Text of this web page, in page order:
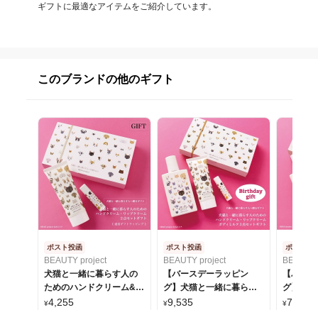
ギフトに最適なアイテムをご紹介しています。
このブランドの他のギフト
ポスト投函
BEAUTY project
犬猫と一緒に暮らす人の
ためのハンドクリーム&リ
ップクリームギフト/ポス
¥4,255
ポスト投函
BEAUTY project
【バースデーラッピン
グ】犬猫と一緒に暮らす
人のためのハンドクリー
¥9,535
ポスト投
【バー
グ】犬
人のた
¥7,115